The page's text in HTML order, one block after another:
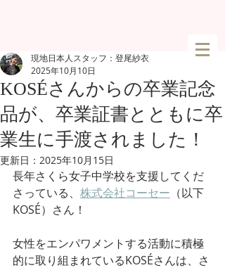
KOSÉさんからの卒業記念
品が、卒業証書とともに卒
業生に手渡されました！
現地日本人スタッフ：登尾紗衣
2025年10月10日
更新日： 2025年10月15日
長年さくら女子中学校を支援してくだ
さっている、 株式会社コーセー （以下
KOSÉ）さん！
女性をエンパワメントする活動に積極
的に取り組まれているKOSÉさんは、さ